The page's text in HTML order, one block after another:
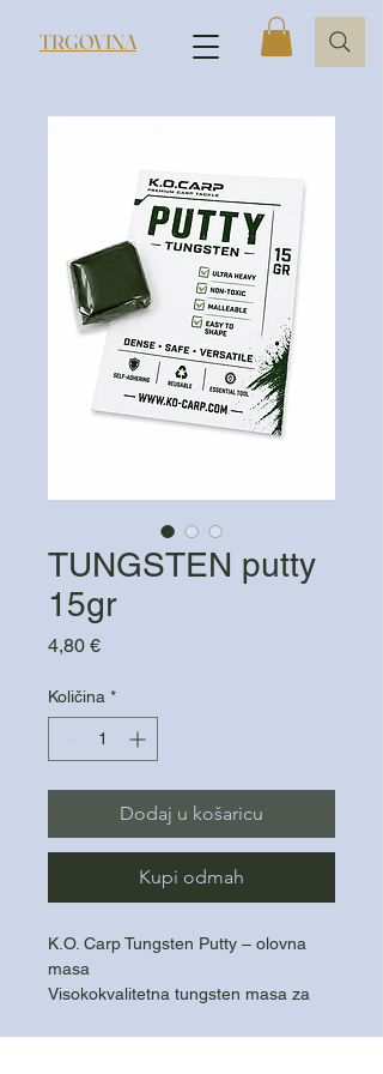
TRGOVINA
TUNGSTEN putty
15gr
4,80 €Cijena
Količina *
Dodaj u košaricu
Kupi odmah
K.O. Carp Tungsten Putty – olovna
masa
Visokokvalitetna tungsten masa za